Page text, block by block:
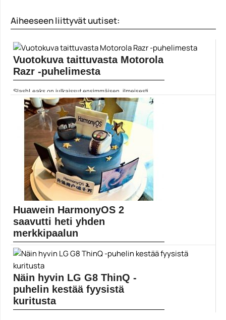
Aiheeseen liittyvät uutiset:
Vuotokuva taittuvasta Motorola
Razr -puhelimesta
SlashLeaks on julkaissut ensimmäisen, ilmeisesti
virallisen renderöinnin tulevasta...
Mobiili
Huawein HarmonyOS 2
saavutti heti yhden
merkkipaalun
Huawei ei voi käyttää Yhdysvaltain pakotteiden vuoksi
HarmonyOS
Näin hyvin LG G8 ThinQ -
puhelin kestää fyysistä
kuritusta